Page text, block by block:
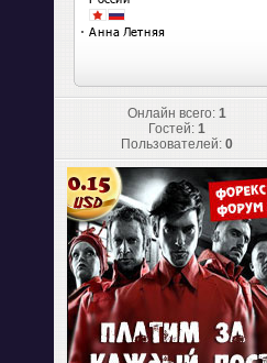
Онлайн всего: 1
Гостей: 1
Пользователей: 0